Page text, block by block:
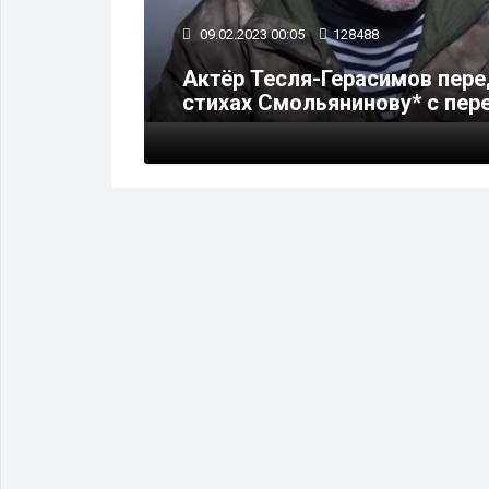
09.02.2023 00:05 128488
Актёр Тесля-Герасимов
стихах Смольянинову* с